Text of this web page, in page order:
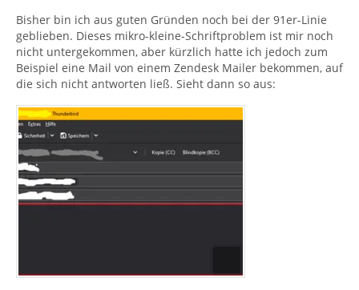
Bisher bin ich aus guten Gründen noch bei der 91er-Linie
geblieben. Dieses mikro-kleine-Schriftproblem ist mir noch
nicht untergekommen, aber kürzlich hatte ich jedoch zum
Beispiel eine Mail von einem Zendesk Mailer bekommen, auf
die sich nicht antworten ließ. Sieht dann so aus: